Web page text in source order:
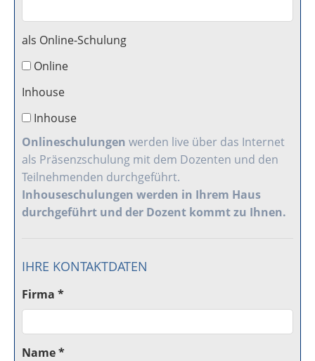
als Online-Schulung
Online
Inhouse
Inhouse
Onlineschulungen werden live über das Internet
als Präsenzschulung mit dem Dozenten und den
Teilnehmenden durchgeführt.
Inhouseschulungen werden in Ihrem Haus
durchgeführt und der Dozent kommt zu Ihnen.
IHRE KONTAKTDATEN
Firma *
Name *